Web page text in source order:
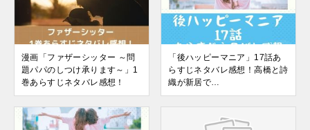
漫画「ファザーシッター ～問
題パパのしつけ承ります～」1
巻あらすじネタバレ感想！
「後ハッピーマニア」17話あ
らすじネタバレ感想！高橋と詩
織が新居で…